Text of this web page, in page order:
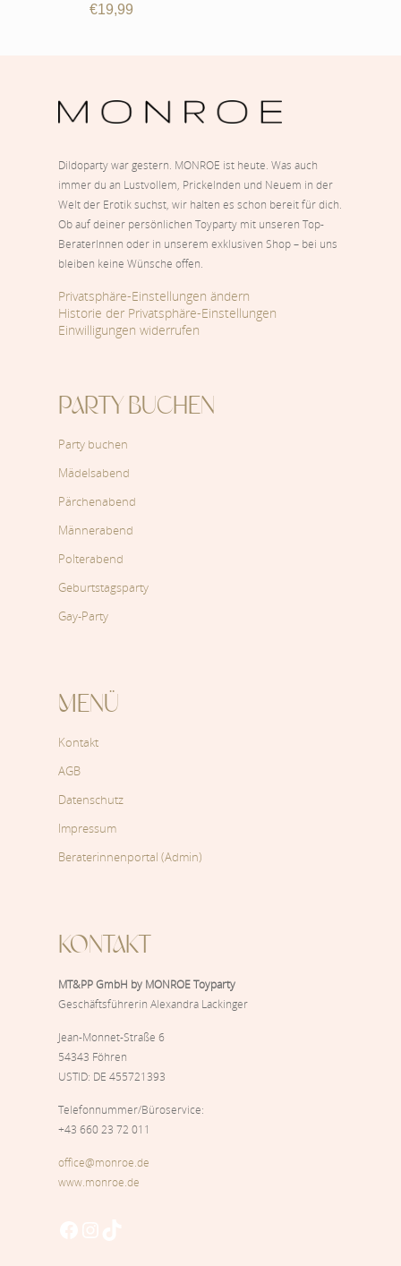
€19,99
Dildoparty war gestern. MONROE ist heute. Was auch
immer du an Lustvollem, Prickelnden und Neuem in der
Welt der Erotik suchst, wir halten es schon bereit für dich.
Ob auf deiner persönlichen Toyparty mit unseren Top-
BeraterInnen oder in unserem exklusiven Shop – bei uns
bleiben keine Wünsche offen.
Privatsphäre-Einstellungen ändern
Historie der Privatsphäre-Einstellungen
Einwilligungen widerrufen
PARTY BUCHEN
Party buchen
Mädelsabend
Pärchenabend
Männerabend
Polterabend
Geburtstagsparty
Gay-Party
MENÜ
Kontakt
AGB
Datenschutz
Impressum
Beraterinnenportal (Admin)
KONTAKT
MT&PP GmbH by MONROE Toyparty
Geschäftsführerin Alexandra Lackinger
Jean-Monnet-Straße 6
54343 Föhren
USTID: DE 455721393
Telefonnummer/Büroservice:
+43 660 23 72 011
office@monroe.de
www.monroe.de